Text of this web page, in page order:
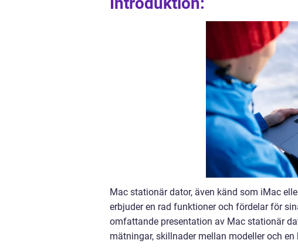
Mac stationär dator, även känd som iMac
erbjuder en rad funktioner och fördelar för
omfattande presentation av Mac stationär
mätningar, skillnader mellan modeller och